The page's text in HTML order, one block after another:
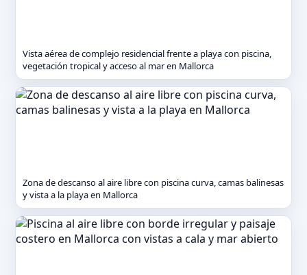
Vista aérea de complejo residencial frente a playa con piscina,
vegetación tropical y acceso al mar en Mallorca
Zona de descanso al aire libre con piscina curva, camas balinesas
y vista a la playa en Mallorca